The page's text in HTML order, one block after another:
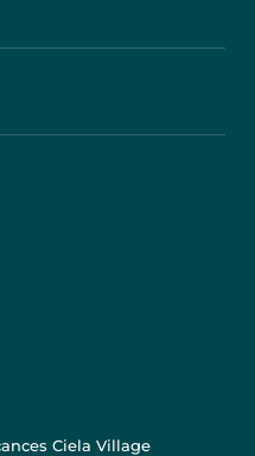
Ciela Village